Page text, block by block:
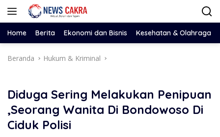
Langsung
Home Berita Ekonomi dan Bisnis Kesehatan & Olahraga
Beranda Hukum & Kriminal
Diduga Sering Melakukan Penipuan
,Seorang Wanita Di Bondowoso Di
Ciduk Polisi